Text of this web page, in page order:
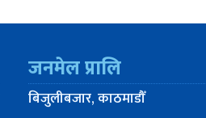
जनमेल प्रालि
बिजुलीबजार, काठमाडौँ